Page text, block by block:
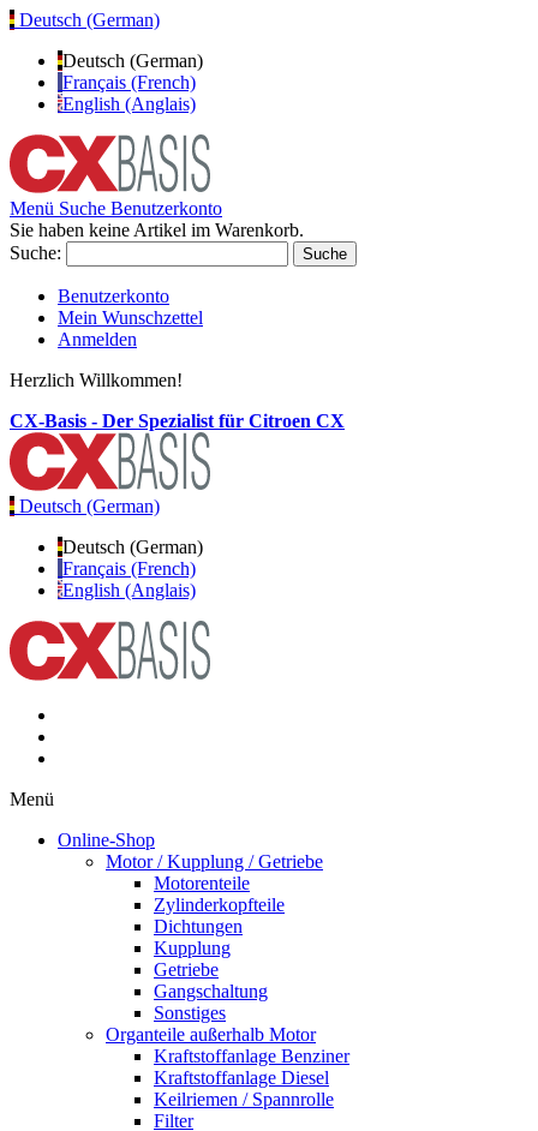
Deutsch (German)
Deutsch (German)
Français (French)
English (Anglais)
Menü Suche Benutzerkonto
Sie haben keine Artikel im Warenkorb.
Suche:
Suche
Benutzerkonto
Mein Wunschzettel
Anmelden
Herzlich Willkommen!
CX-Basis - Der Spezialist für Citroen CX
Deutsch (German)
Deutsch (German)
Français (French)
English (Anglais)
Menü
Online-Shop
Motor / Kupplung / Getriebe
Motorenteile
Zylinderkopfteile
Dichtungen
Kupplung
Getriebe
Gangschaltung
Sonstiges
Organteile außerhalb Motor
Kraftstoffanlage Benziner
Kraftstoffanlage Diesel
Keilriemen / Spannrolle
Filter